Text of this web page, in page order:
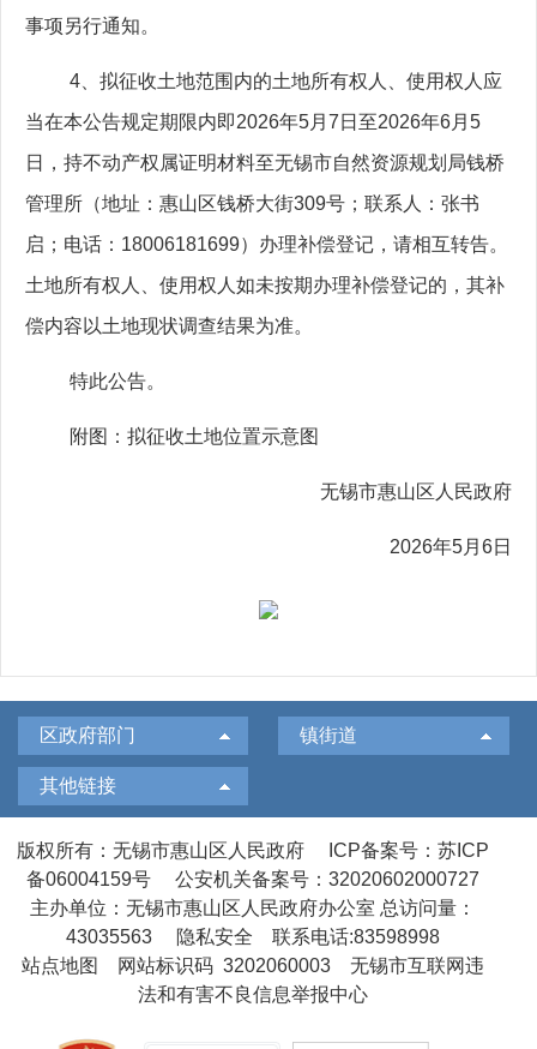
事项另行通知。
4 、拟征收土地范围内的土地所有权人、使用权人应
当在本公告规定期限内即2026年5月 7 日至2026年6月 5
日，持不动产权属证明材料至无锡市自然资源规划局钱桥
管理所（地址：惠山区钱桥大街309号；联系人：张书
启；电话： 18006181699）办理补偿登记，请相互转告。
土地所有权人、使用权人如未按期办理补偿登记的，其补
偿内容以土地现状调查结果为准。
特此公告。
附图：拟征收土地位置示意图
无锡市惠山区人民政府
2026年5月 6日
区政府部门 镇街道
其他链接
版权所有：无锡市惠山区人民政府
ICP备案号：苏ICP
备06004159号
公安机关备案号：32020602000727
主办单位：无锡市惠山区人民政府办公室 总访问量：
43035563
隐私安全
联系电话:83598998
站点地图
网站标识码 3202060003
无锡市互联网违
法和有害不良信息举报中心